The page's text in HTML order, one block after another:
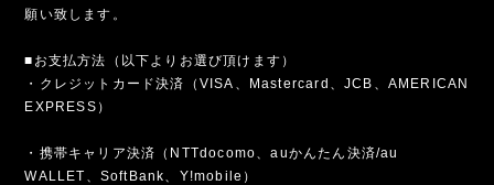
願い致します。
■お支払方法（以下よりお選び頂けます）
・クレジットカード決済（VISA、Mastercard、JCB、AMERICAN
EXPRESS）
・携帯キャリア決済（NTTdocomo、auかんたん決済/au
WALLET、SoftBank、Y!mobile）